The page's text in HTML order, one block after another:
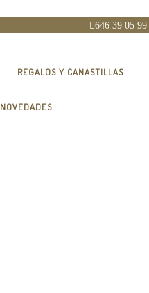
646 39 05 99
REGALOS Y CANASTILLAS
NOVEDADES